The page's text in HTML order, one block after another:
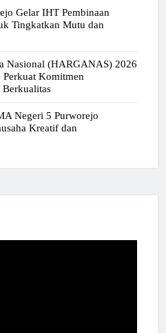
Gelar IHT Pembinaan
Tingkatkan Mutu dan
Nasional (HARGANAS) 2026
Komitmen
Berkualitas
Negeri 5 Purworejo
Kreatif dan